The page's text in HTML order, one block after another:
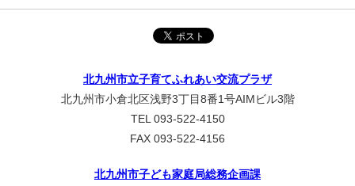
北九州市立子育てふれあい交流プラザ
北九州市小倉北区浅野3丁目8番1号AIMビル3階
TEL 093-522-4150
FAX 093-522-4156
北九州市子ども家庭局総務企画課